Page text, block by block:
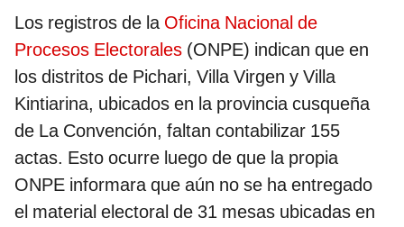
Los registros de la Oficina Nacional de
Procesos Electorales (ONPE) indican que en
los distritos de Pichari, Villa Virgen y Villa
Kintiarina, ubicados en la provincia cusqueña
de La Convención, faltan contabilizar 155
actas. Esto ocurre luego de que la propia
ONPE informara que aún no se ha entregado
el material electoral de 31 mesas ubicadas en